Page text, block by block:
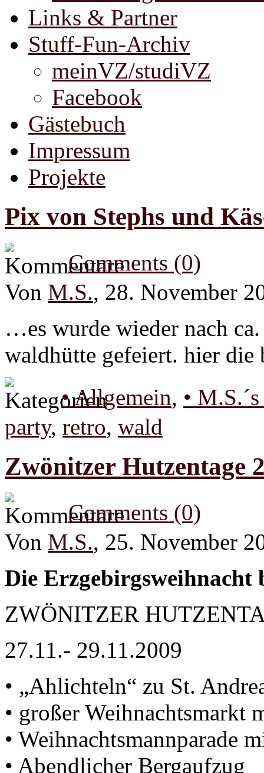
Links & Partner
Stuff-Fun-Archiv
meinVZ/studiVZ
Facebook
Gästebuch
Impressum
Projekte
Pix von Stephs und
Comments (0)
Von M.S., 28. November
…es wurde wieder nach
waldhütte gefeiert. hier
• Allgemein, •
party, retro, wald
Zwönitzer Hutzentage
Comments (0)
Von M.S., 25. November
Die
ZWÖNITZER
27.11.- 29.11.2009
• „Ahlichteln“ zu St.
• großer Weihnachtsmarkt
• Weihnachtsmannparade
• Abendlicher Bergaufzug